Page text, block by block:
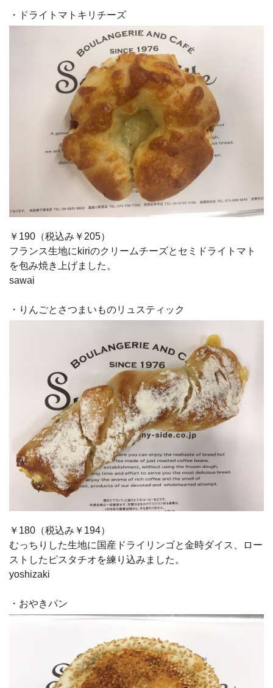
・ドライトマトキリチーズ
￥190（税込み￥205）
フランス生地にkiriのクリームチーズとセミドライトマト
を包み焼き上げました。
sawai
・りんごとさつまいものリュスティック
￥180（税込み￥194）
むっちりした生地に国産ドライリンゴと金時ダイス、ロー
ストしたピスタチオを練り込みました。
yoshizaki
・おやきパン